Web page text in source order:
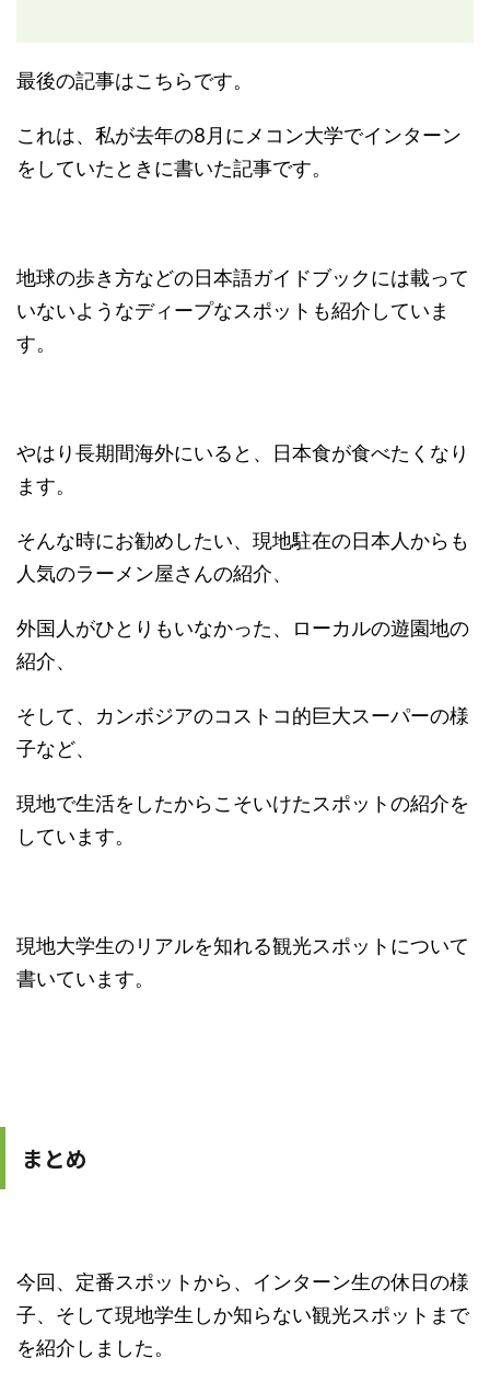
最後の記事はこちらです。
これは、私が去年の8月にメコン大学でインターン
をしていたときに書いた記事です。
地球の歩き方などの日本語ガイドブックには載って
いないようなディープなスポットも紹介していま
す。
やはり長期間海外にいると、日本食が食べたくなり
ます。
そんな時にお勧めしたい、現地駐在の日本人からも
人気のラーメン屋さんの紹介、
外国人がひとりもいなかった、ローカルの遊園地の
紹介、
そして、カンボジアのコストコ的巨大スーパーの様
子など、
現地で生活をしたからこそいけたスポットの紹介を
しています。
現地大学生のリアルを知れる観光スポットについて
書いています。
まとめ
今回、定番スポットから、インターン生の休日の様
子、そして現地学生しか知らない観光スポットまで
を紹介しました。